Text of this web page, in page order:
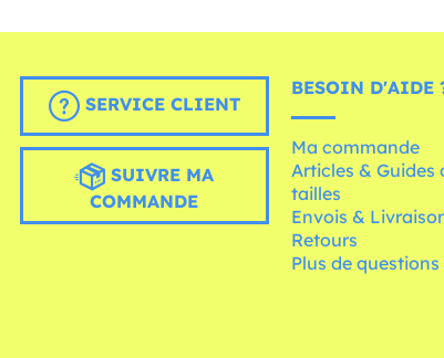
SERVICE CLIENT
SUIVRE MA
COMMANDE
BESOIN D'AIDE
Ma commande
Articles & Guides
tailles
Envois &
Retours
Plus de questions